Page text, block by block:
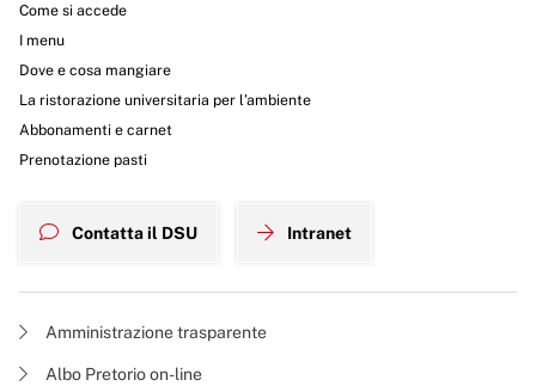
Come si accede
I menu
Dove e cosa mangiare
La ristorazione universitaria per l’ambiente
Abbonamenti e carnet
Prenotazione pasti
Contatta il DSU Intranet
Amministrazione trasparente
Albo Pretorio on-line